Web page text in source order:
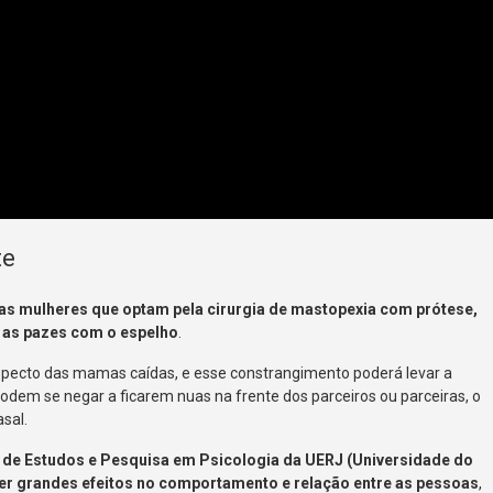
mulheres que optam pela cirurgia de mastopexia com prótese,
pazes com o espelho.
das mamas caídas, e esse constrangimento poderá levar a
se negar a ficarem nuas na frente dos parceiros ou parceiras, o
Estudos e Pesquisa em Psicologia da UERJ (Universidade do
grandes efeitos no comportamento e relação entre as pessoas,